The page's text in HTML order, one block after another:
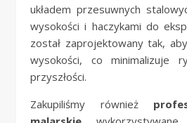
układem przesuwnych
wysokości i haczykami do
został zaprojektowany tak,
wysokości, co minimalizuje
przyszłości.
Zakupiliśmy również